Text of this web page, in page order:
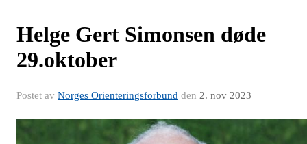
Helge Gert Simonsen døde
29.oktober
Postet av Norges Orienteringsforbund den 2. nov 2023